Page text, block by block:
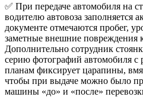
✅ При передаче автомобиля на
водителю автовоза заполняется
документе отмечаются пробег,
заметные внешние повреждения
Дополнительно сотрудник
серию фотографий автомобиля
планам фиксирует царапины,
чтобы при выдаче можно было
машины «до» и «после»